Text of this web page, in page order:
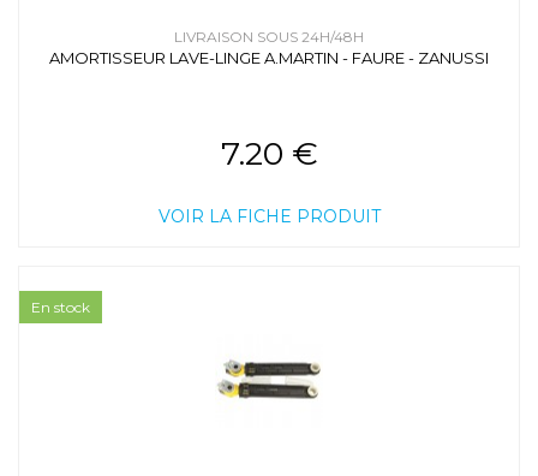
LIVRAISON SOUS 24H/48H
AMORTISSEUR LAVE-LINGE A.MARTIN - FAURE - ZANUSSI
7.20 €
VOIR LA FICHE PRODUIT
En stock